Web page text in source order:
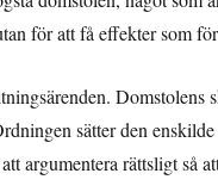
för att få effekter som
Domstolens
sätter den
argumentera rättsligt så